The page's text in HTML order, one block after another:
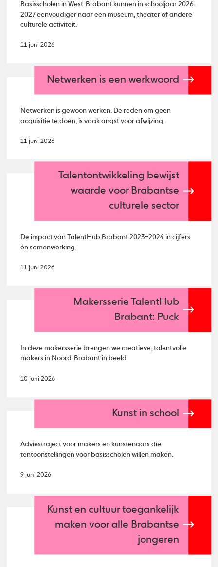
Basisscholen in West-Brabant kunnen in schooljaar 2026-
2027 eenvoudiger naar een museum, theater of andere
culturele activiteit.
11 juni 2026
Netwerken is een werkwoord
Netwerken is gewoon werken. De reden om geen
acquisitie te doen, is vaak angst voor afwijzing.
11 juni 2026
Talentontwikkeling bewijst
waarde voor Brabantse
culturele sector
De impact van TalentHub Brabant 2023–2024 in cijfers
én samenwerking.
11 juni 2026
Makersserie TalentHub
Brabant: Puck
In deze makersserie brengen we creatieve, talentvolle
makers in Noord-Brabant in beeld.
10 juni 2026
Kunst in school
Adviestraject voor makers en kunstenaars die
tentoonstellingen voor basisscholen willen maken.
9 juni 2026
Kunst en cultuur toegankelijk
maken voor alle Brabantse
jongeren